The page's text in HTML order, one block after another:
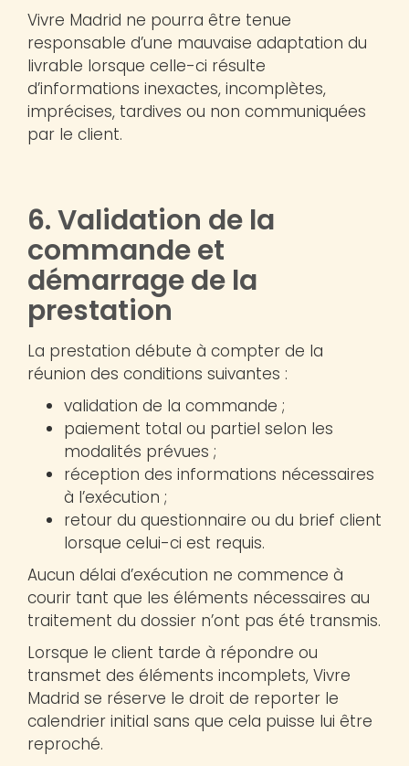
Vivre Madrid ne pourra être tenue
responsable d’une mauvaise adaptation du
livrable lorsque celle-ci résulte
d’informations inexactes, incomplètes,
imprécises, tardives ou non communiquées
par le client.
6. Validation de la
commande et
démarrage de la
prestation
La prestation débute à compter de la
réunion des conditions suivantes :
validation de la commande ;
paiement total ou partiel selon les
modalités prévues ;
réception des informations nécessaires
à l’exécution ;
retour du questionnaire ou du brief client
lorsque celui-ci est requis.
Aucun délai d’exécution ne commence à
courir tant que les éléments nécessaires au
traitement du dossier n’ont pas été transmis.
Lorsque le client tarde à répondre ou
transmet des éléments incomplets, Vivre
Madrid se réserve le droit de reporter le
calendrier initial sans que cela puisse lui être
reproché.